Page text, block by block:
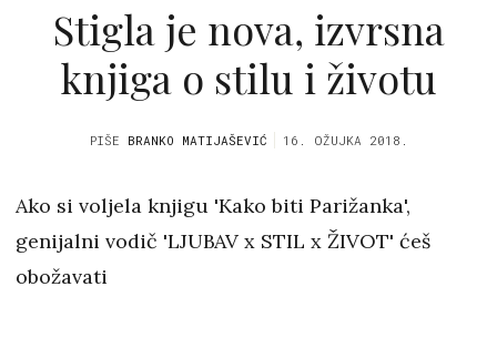
Stigla je nova, izvrsna
knjiga o stilu i životu
PIŠE BRANKO MATIJAŠEVIĆ 16. OŽUJKA 2018.
Ako si voljela knjigu 'Kako biti Parižanka',
genijalni vodič 'LJUBAV x STIL x ŽIVOT' ćeš
obožavati